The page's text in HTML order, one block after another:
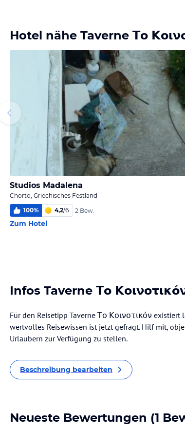
Hotel nähe Taverne Το
Studios Madalena
Chorto, Griechisches Festland
100% 4,2/6 2 Bew.
Zum Hotel
Infos Taverne Το
Für den Reisetipp Taverne Το Κοινοτικόν
wertvolles Reisewissen ist jetzt gefragt. Hilf mit,
Urlaubern zur Verfügung zu stellen.
Beschreibung bearbeiten
Neueste Bewertungen (1